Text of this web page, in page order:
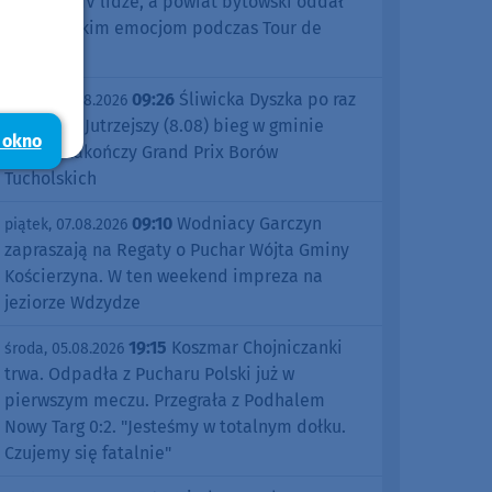
się kolarskim emocjom podczas Tour de
piątek, 07.08.2026 09:26 Śliwicka Dyszka po raz
dziesiąty. Jutrzejszy (8.08) bieg w gminie
Śliwice zakończy Grand Prix Borów
Tucholskich
piątek, 07.08.2026 09:10 Wodniacy Garczyn
zapraszają na Regaty o Puchar Wójta Gminy
Kościerzyna. W ten weekend impreza na
jeziorze Wdzydze
środa, 05.08.2026 19:15 Koszmar Chojniczanki
trwa. Odpadła z Pucharu Polski już w
pierwszym meczu. Przegrała z Podhalem
Nowy Targ 0:2. "Jesteśmy w totalnym dołku.
Czujemy się fatalnie"